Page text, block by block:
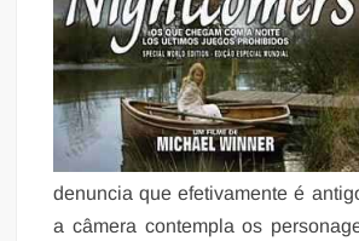
denuncia que efetivamente é
a câmera contempla os